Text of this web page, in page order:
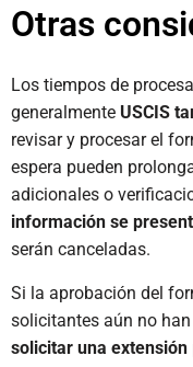
Otras
Los tiempos de
generalmente USCIS
revisar y procesar el
espera pueden
adicionales o
información se
serán canceladas.
Si la aprobación del
solicitantes aún no
solicitar una extensión